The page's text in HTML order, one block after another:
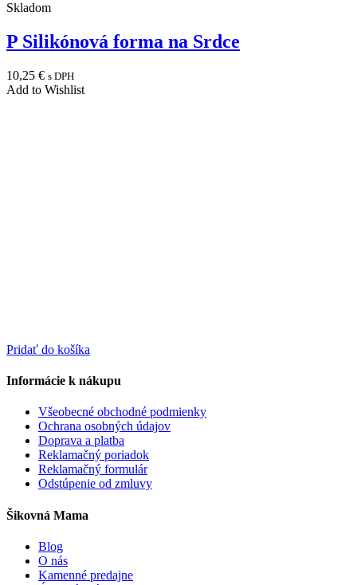
Skladom
P Silikónová forma na Srdce
10,25 € s DPH
Add to Wishlist
Pridať do košíka
Informácie k nákupu
Všeobecné obchodné podmienky
Ochrana osobných údajov
Doprava a platba
Reklamačný poriadok
Reklamačný formulár
Odstúpenie od zmluvy
Šikovná Mama
Blog
O nás
Kamenné predajne